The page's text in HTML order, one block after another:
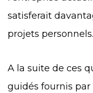
satisferait
projets personnels.
A la suite de ces
guidés fournis